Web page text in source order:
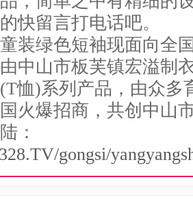
快留言打电话吧。
绿色短袖现面向全
中山市板芙镇宏溢制
恤)系列产品，由众多
火爆招商，共创中山
：
gongsi/